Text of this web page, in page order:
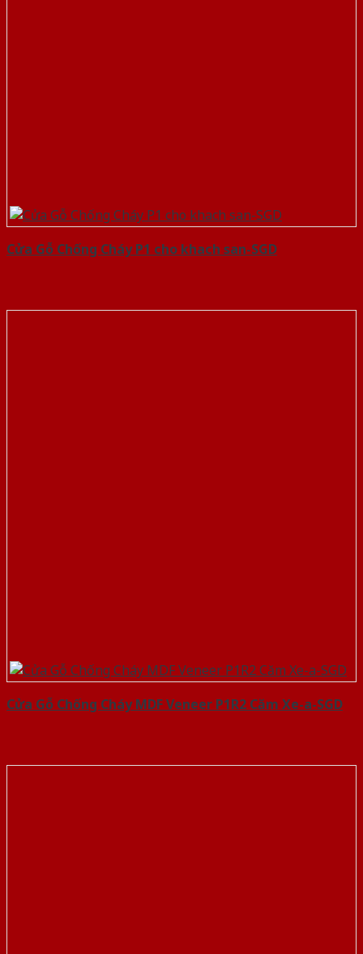
Cửa Gỗ Chống Cháy P1 cho khach san-SGD
Cửa Gỗ Chống Cháy MDF Veneer P1R2 Căm Xe-a-SGD